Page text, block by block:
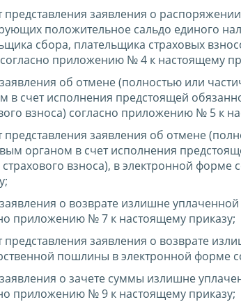
представления заявления о
положительное сальдо единого
сбора, плательщика страховых
приложению № 4 к настоящему
об отмене (полностью или
в счет исполнения предстоящей
взноса) согласно приложению № 5 к
заявления об отмене
органом в счет исполнения
страхового взноса), в электронной
о возврате излишне
приложению № 7 к настоящему приказу;
представления заявления о возврате
пошлины в электронной форме
о зачете суммы излишне
приложению № 9 к настоящему приказу;